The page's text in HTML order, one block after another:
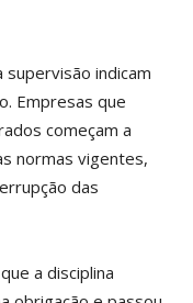
indicam
Empresas que
começam a
normas vigentes,
das
a disciplina